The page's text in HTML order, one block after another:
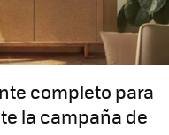
completo para
la campaña de